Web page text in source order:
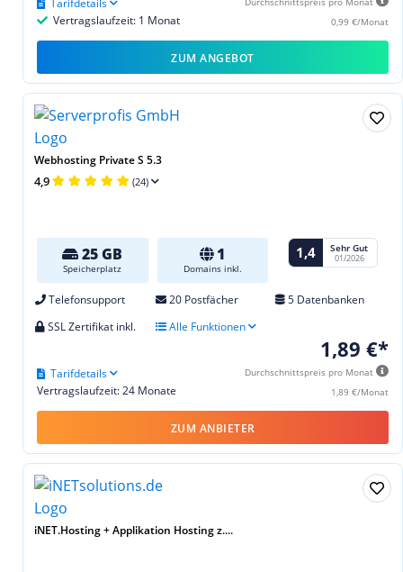
0,99 €/Monat
Vertragslaufzeit: 1 Monat
ZUM ANGEBOT
Webhosting Private S 5.3
4,9 (24)
25 GB
Speicherplatz
1
Domains inkl.
1,4 Sehr Gut
01/2026
Telefonsupport 20 Postfächer
5 Datenbanken
SSL Zertifikat inkl.
Alle Funktionen
1,89 €*
Durchschnittspreis pro Monat
1,89 €/Monat
Vertragslaufzeit: 24 Monate
Tarifdetails
ZUM ANBIETER
iNET.Hosting + Applikation Hosting z....